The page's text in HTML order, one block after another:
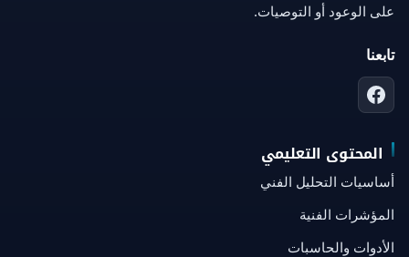
على الوعود أو التوصيات.
تابعنا
المحتوى التعليمي
أساسيات التحليل الفني
المؤشرات الفنية
الأدوات والحاسبات